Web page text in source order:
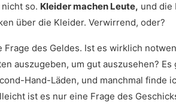
so. Kleider machen Leute, und die
über die Kleider. Verwirrend, oder?
Frage des Geldes. Ist es wirklich
auszugeben, um gut auszusehen? Es
Hand-Läden, und manchmal finde
ist es nur eine Frage des